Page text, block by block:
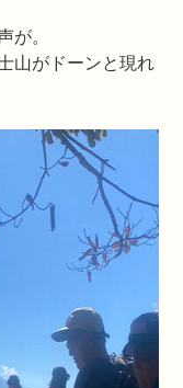
が。
山がドーンと現れ